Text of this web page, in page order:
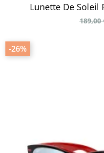
Lunette De Soleil
189,00
-26%